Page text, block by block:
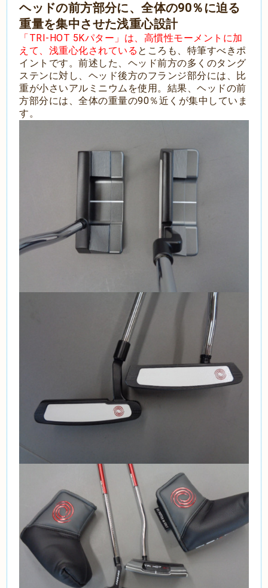
ヘッドの前方部分に、全体の90％に迫る
重量を集中させた浅重心設計
「TRI-HOT 5Kパター」は、高慣性モーメントに加
えて、浅重心化されている ところも、特筆すべきポ
イントです。前述した、ヘッド前方の多くのタング
ステンに対し、ヘッド後方のフランジ部分には、比
重が小さいアルミニウムを使用。結果、ヘッドの前
方部分には、全体の重量の90％近くが集中していま
す。